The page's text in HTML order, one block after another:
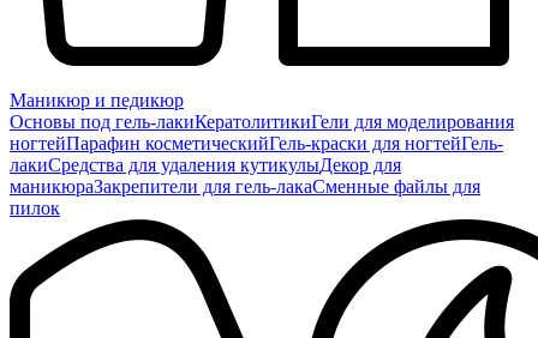
Маникюр и педикюр
Основы под гель-лакиКератолитикиГели для моделирования
ногтейПарафин косметическийГель-краски для ногтейГель-
лакиСредства для удаления кутикулыДекор для
маникюраЗакрепители для гель-лакаСменные файлы для
пилок